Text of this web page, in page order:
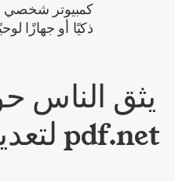
ذكيًا أو جهازًا
يثق الناس
pdf.net لتعديل مستنداتهم